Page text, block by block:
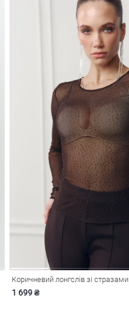
Коричневий лонгслів зі стразами
1 699 ₴